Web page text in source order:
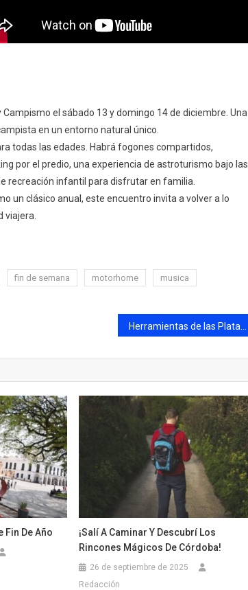
el sábado 13 y domingo 14 de diciembre. Una
en un entorno natural único.
todas las edades. Habrá fogones compartidos,
por el predio, una experiencia de astroturismo bajo las
recreación infantil para disfrutar en familia.
un clásico anual, este encuentro invita a volver a lo
viajera.
fin de semana motorhome
musica
Herramientas de las Plataformas digitales
Fin De Año
¡Salí A Caminar Y Descubrí Los
Rincones Mágicos De Córdoba!
26 de septiembre de 2025
Redacción